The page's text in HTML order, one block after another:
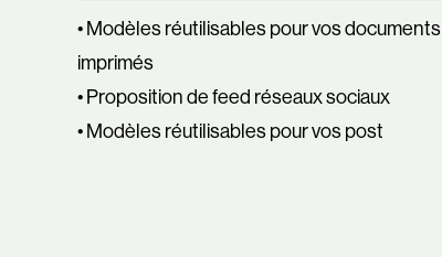
• Modèles réutilisables pour vos documents
imprimés
• Proposition de feed réseaux sociaux
• Modèles réutilisables pour vos post